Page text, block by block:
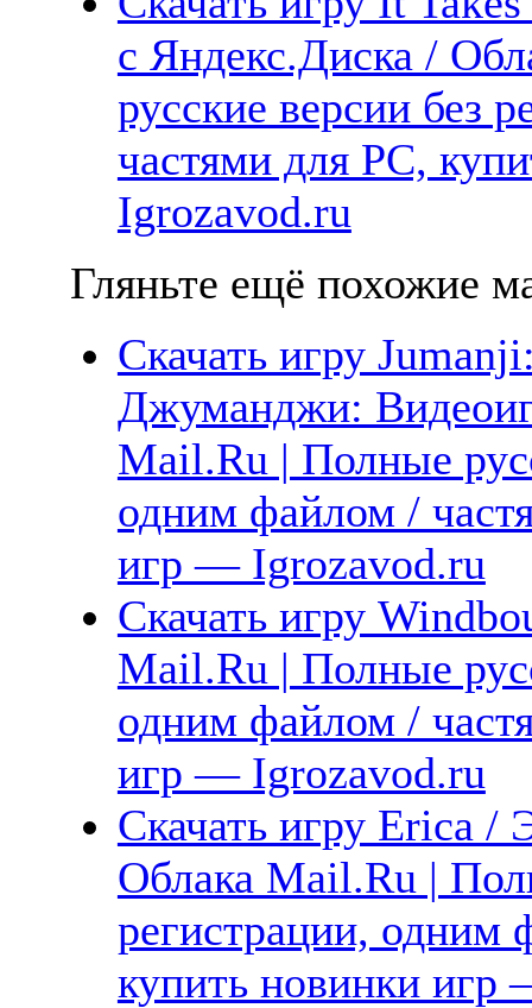
с Яндекс.Диска /
русские версии без
частями для PC,
Igrozavod.ru
Гляньте ещё похожие
Скачать игру
Джуманджи:
Mail.Ru | Полные
одним файлом /
игр — Igrozavod.ru
Скачать игру
Mail.Ru | Полные
одним файлом /
игр — Igrozavod.ru
Скачать игру Erica /
Облака Mail.Ru |
регистрации, одним
купить новинки